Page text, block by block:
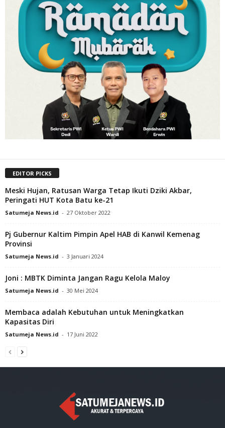
EDITOR PICKS
Meski Hujan, Ratusan Warga Tetap Ikuti Dziki Akbar,
Peringati HUT Kota Batu ke-21
Satumeja News.id - 27 Oktober 2022
Pj Gubernur Kaltim Pimpin Apel HAB di Kanwil Kemenag
Provinsi
Satumeja News.id - 3 Januari 2024
Joni : MBTK Diminta Jangan Ragu Kelola Maloy
Satumeja News.id - 30 Mei 2024
Membaca adalah Kebutuhan untuk Meningkatkan
Kapasitas Diri
Satumeja News.id - 17 Juni 2022